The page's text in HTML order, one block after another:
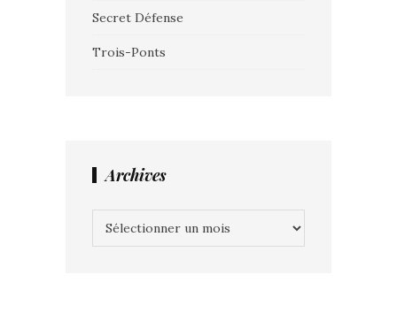
Secret Défense
Trois-Ponts
Archives